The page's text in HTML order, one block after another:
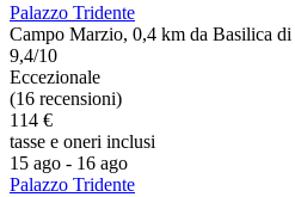
Palazzo Tridente
Campo Marzio, 0,4 km da Basilica
9,4/10
Eccezionale
(16 recensioni)
114 €
tasse e oneri inclusi
15 ago - 16 ago
Palazzo Tridente